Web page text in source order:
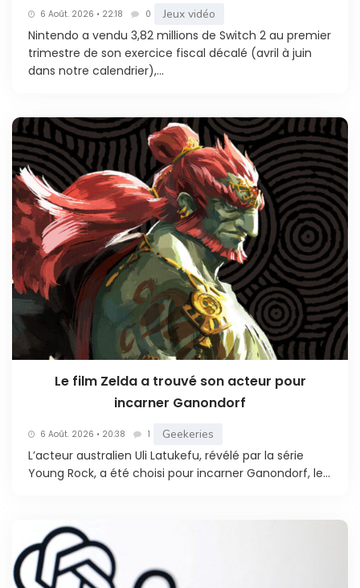
6 Août. 2026 • 22:18 0 Jeux vidéo
Nintendo a vendu 3,82 millions de Switch 2 au premier
trimestre de son exercice fiscal décalé (avril à juin
dans notre calendrier),...
Le film Zelda a trouvé son acteur pour
incarner Ganondorf
6 Août. 2026 • 20:38 1 Geekeries
L’acteur australien Uli Latukefu, révélé par la série
Young Rock, a été choisi pour incarner Ganondorf, le...